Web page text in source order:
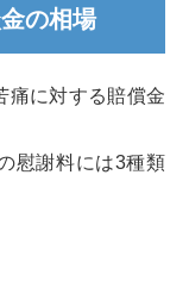
の相場
痛に対する賠償金
慰謝料には3種類